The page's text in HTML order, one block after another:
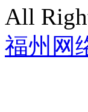
All
福州网